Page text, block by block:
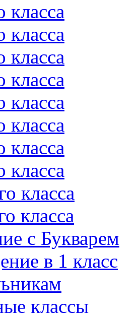
класса
класса
класса
класса
класса
класса
класса
класса
класса
класса
с Букварем
в 1 класс
классы